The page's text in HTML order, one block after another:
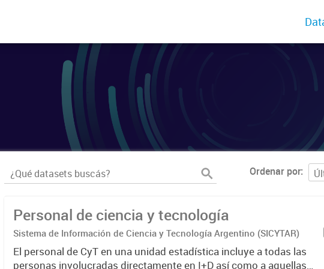
Ordenar por
Personal de ciencia y tecnología
Sistema de Información de Ciencia y Tecnología Argentino (SICYTAR)
El personal de CyT en una unidad estadística incluye a todas las
personas involucradas directamente en I+D así como a aquellas